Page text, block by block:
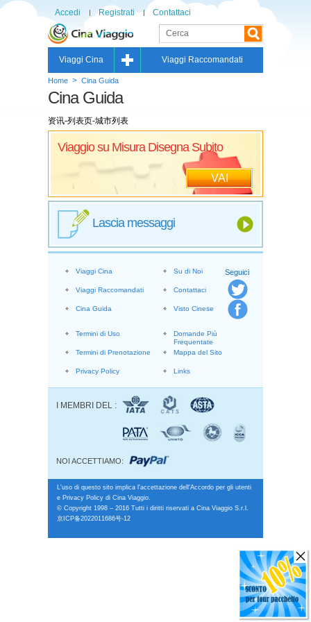
Accedi Registrati Contattaci
Viaggi Cina Viaggi Raccomandati
Home > Cina Guida
Cina Guida
资讯-列表页-城市列表
Viaggio su Misura Disegna Subito
VAI
Lascia messaggi
Seguici
Viaggi Cina
Viaggi Raccomandati
Cina Guida
Su di Noi
Contattaci
Visto Cinese
Termini di Uso
Termini di Prenotazione
Privacy Policy
Domande Più
Frequentate
Mappa del Sito
Links
I MEMBRI DEL :
NOI ACCETTIAMO:
L'uso di questo sito implica l'accettazione dell'Accordo per gli utenti
e Privacy Policy di Cina Viaggio.
© Copyright 1998 – 2016 Tutti i diritti riservati a Cina Viaggio S.r.l.
京ICP备2022011686号-12